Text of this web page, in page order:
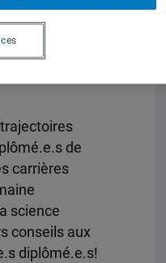
de
carrières
science
conseils aux
diplômé.e.s!